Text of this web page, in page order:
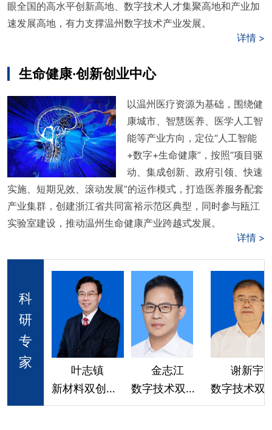
眼全国的高水平创新高地、数字技术人才集聚高地和产业加
速发展高地，有力支撑温州数字技术产业发展。
详情 >
生命健康·创新创业中心
以温州医疗资源为基础，围绕健
康城市、智慧医养、医学人工智
能等产业方向，定位“人工智能
+数字+生命健康”，按照“项目驱
动、集成创新、政府引领、快速
实施、短期见效、滚动发展”的运作模式，打造医养服务配套
产业集群，创建浙江省共同富裕示范区典型，同时参与瓯江
实验室建设，推动温州生命健康产业跨越式发展。
详情 >
科
研
专
家
叶志镇
新材料双创中心
金志江
数字技术双创中心
谢新宇